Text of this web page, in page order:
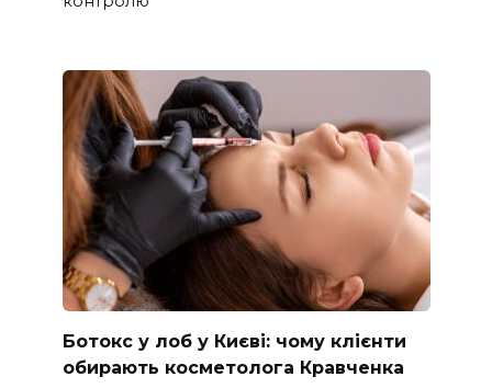
Ботокс у лоб у Києві: чому клієнти
обирають косметолога Кравченка